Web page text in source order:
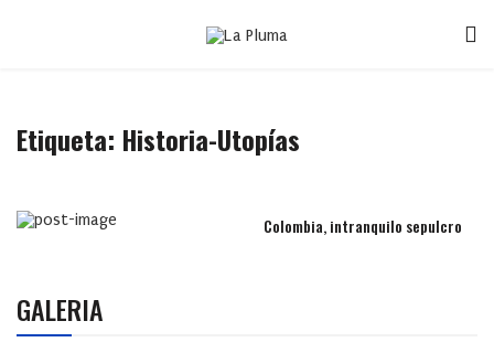
Etiqueta: Historia-Utopías
Colombia, intranquilo sepulcro
GALERIA